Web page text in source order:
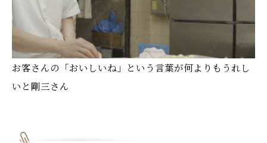
お客さんの「おいしいね」という言葉が何よりもうれし
いと剛三さん